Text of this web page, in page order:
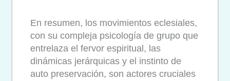
En resumen, los movimientos eclesiales,
con su compleja psicología de grupo que
entrelaza el fervor espiritual, las
dinámicas jerárquicas y el instinto de
auto preservación, son actores cruciales